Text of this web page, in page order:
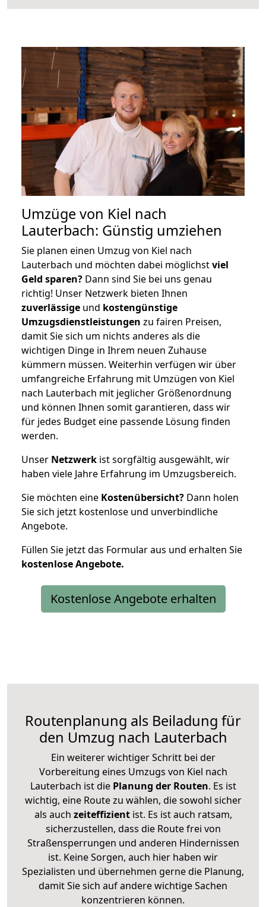
Umzüge von Kiel nach
Lauterbach: Günstig umziehen
Sie planen einen Umzug von Kiel nach
Lauterbach und möchten dabei möglichstviel
Geld sparen? Dann sind Sie bei uns genau
richtig! Unser Netzwerk bieten Ihnen
zuverlässige und kostengünstige
Umzugsdienstleistungen zu fairen Preisen,
damit Sie sich um nichts anderes als die
wichtigen Dinge in Ihrem neuen Zuhause
kümmern müssen. Weiterhin verfügen wir über
umfangreiche Erfahrung mit Umzügen von Kiel
nach Lauterbach mit jeglicher Größenordnung
und können Ihnen somit garantieren, dass wir
für jedes Budget eine passende Lösung finden
werden.
Unser Netzwerk ist sorgfältig ausgewählt, wir
haben viele Jahre Erfahrung im Umzugsbereich.
Sie möchten eine Kostenübersicht? Dann holen
Sie sich jetzt kostenlose und unverbindliche
Angebote.
Füllen Sie jetzt das Formular aus und erhalten Sie
kostenloseAngebote.
Kostenlose Angebote erhalten
Routenplanung als Beiladung für
den Umzug nach Lauterbach
Ein weiterer wichtiger Schritt bei der
Vorbereitung eines Umzugs von Kiel nach
Lauterbach ist diePlanung der Routen. Es ist
wichtig, eine Route zu wählen, die sowohl sicher
als auch zeiteffizientist. Es ist auch ratsam,
sicherzustellen, dass die Route frei von
Straßensperrungen und anderen Hindernissen
ist. Keine Sorgen, auch hier haben wir
Spezialisten und übernehmen gerne die Planung,
damit Sie sich auf andere wichtige Sachen
konzentrieren können.